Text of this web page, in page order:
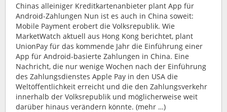
Chinas alleiniger Kreditkartenanbieter plant App für
Android-Zahlungen Nun ist es auch in China soweit:
Mobile Payment erobert die Volksrepublik. Wie
MarketWatch aktuell aus Hong Kong berichtet, plant
UnionPay für das kommende Jahr die Einführung einer
App für Android-basierte Zahlungen in China. Eine
Nachricht, die nur wenige Wochen nach der Einführung
des Zahlungsdienstes Apple Pay in den USA die
Weltöffentlichkeit erreicht und die den Zahlungsverkehr
innerhalb der Volksrepublik und möglicherweise weit
darüber hinaus verändern könnte. (mehr …)